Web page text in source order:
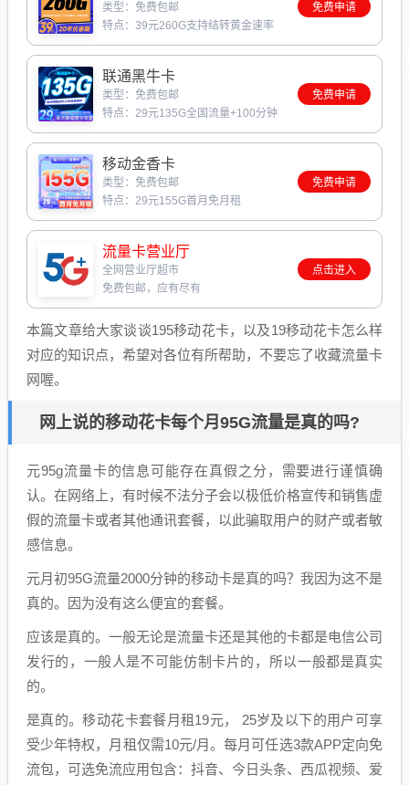
类型：免费包邮
特点：39元260G支持结转黄金速率
免费申请
联通黑牛卡
类型：免费包邮
特点：29元135G全国流量+100分钟
免费申请
移动金香卡
类型：免费包邮
特点：29元155G首月免月租
免费申请
流量卡营业厅
全网营业厅超市
免费包邮，应有尽有
点击进入
本篇文章给大家谈谈195移动花卡，以及19移动花卡怎么样
对应的知识点，希望对各位有所帮助，不要忘了收藏流量卡
网喔。
网上说的移动花卡每个月95G流量是真的吗?
元95g流量卡的信息可能存在真假之分，需要进行谨慎确
认。在网络上，有时候不法分子会以极低价格宣传和销售虚
假的流量卡或者其他通讯套餐，以此骗取用户的财产或者敏
感信息。
元月初95G流量2000分钟的移动卡是真的吗？我因为这不是
真的。因为没有这么便宜的套餐。
应该是真的。一般无论是流量卡还是其他的卡都是电信公司
发行的，一般人是不可能仿制卡片的，所以一般都是真实
的。
是真的。移动花卡套餐月租19元， 25岁及以下的用户可享
受少年特权，月租仅需10元/月。每月可任选3款APP定向免
流包，可选免流应用包含：抖音、今日头条、西瓜视频、爱